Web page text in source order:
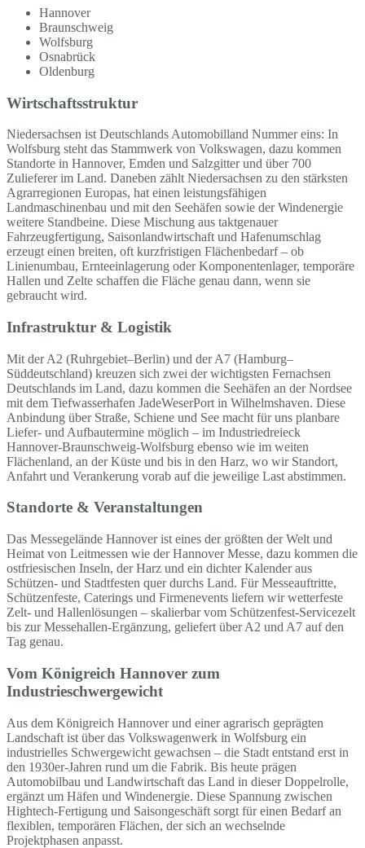
Hannover
Braunschweig
Wolfsburg
Osnabrück
Oldenburg
Wirtschaftsstruktur
Niedersachsen ist Deutschlands Automobilland Nummer eins: In
Wolfsburg steht das Stammwerk von Volkswagen, dazu kommen
Standorte in Hannover, Emden und Salzgitter und über 700
Zulieferer im Land. Daneben zählt Niedersachsen zu den stärksten
Agrarregionen Europas, hat einen leistungsfähigen
Landmaschinenbau und mit den Seehäfen sowie der Windenergie
weitere Standbeine. Diese Mischung aus taktgenauer
Fahrzeugfertigung, Saisonlandwirtschaft und Hafenumschlag
erzeugt einen breiten, oft kurzfristigen Flächenbedarf – ob
Linienumbau, Ernteeinlagerung oder Komponentenlager, temporäre
Hallen und Zelte schaffen die Fläche genau dann, wenn sie
gebraucht wird.
Infrastruktur & Logistik
Mit der A2 (Ruhrgebiet–Berlin) und der A7 (Hamburg–
Süddeutschland) kreuzen sich zwei der wichtigsten Fernachsen
Deutschlands im Land, dazu kommen die Seehäfen an der Nordsee
mit dem Tiefwasserhafen JadeWeserPort in Wilhelmshaven. Diese
Anbindung über Straße, Schiene und See macht für uns planbare
Liefer- und Aufbautermine möglich – im Industriedreieck
Hannover-Braunschweig-Wolfsburg ebenso wie im weiten
Flächenland, an der Küste und bis in den Harz, wo wir Standort,
Anfahrt und Verankerung vorab auf die jeweilige Last abstimmen.
Standorte & Veranstaltungen
Das Messegelände Hannover ist eines der größten der Welt und
Heimat von Leitmessen wie der Hannover Messe, dazu kommen die
ostfriesischen Inseln, der Harz und ein dichter Kalender aus
Schützen- und Stadtfesten quer durchs Land. Für Messeauftritte,
Schützenfeste, Caterings und Firmenevents liefern wir wetterfeste
Zelt- und Hallenlösungen – skalierbar vom Schützenfest-Servicezelt
bis zur Messehallen-Ergänzung, geliefert über A2 und A7 auf den
Tag genau.
Vom Königreich Hannover zum
Industrieschwergewicht
Aus dem Königreich Hannover und einer agrarisch geprägten
Landschaft ist über das Volkswagenwerk in Wolfsburg ein
industrielles Schwergewicht gewachsen – die Stadt entstand erst in
den 1930er-Jahren rund um die Fabrik. Bis heute prägen
Automobilbau und Landwirtschaft das Land in dieser Doppelrolle,
ergänzt um Häfen und Windenergie. Diese Spannung zwischen
Hightech-Fertigung und Saisongeschäft sorgt für einen Bedarf an
flexiblen, temporären Flächen, der sich an wechselnde
Projektphasen anpasst.